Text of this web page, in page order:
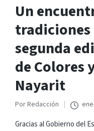
Un
tradiciones
segunda
de Colores
Nayarit
Publicado
por
PorRedacción
Gracias al Gobierno del